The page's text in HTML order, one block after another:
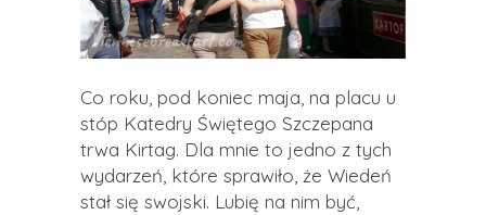
Co roku, pod koniec maja, na placu u
stóp Katedry Świętego Szczepana
trwa Kirtag. Dla mnie to jedno z tych
wydarzeń, które sprawiło, że Wiedeń
stał się swojski. Lubię na nim być,